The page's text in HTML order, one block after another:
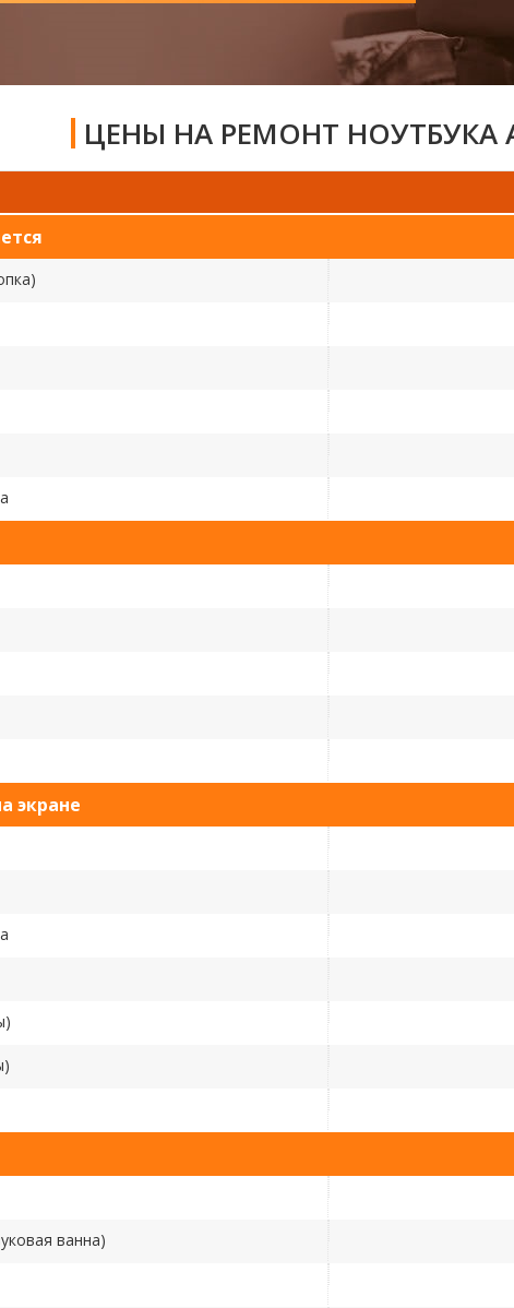
ЦЕНЫ НА РЕМОНТ НОУТБУКА
экране
ванна)